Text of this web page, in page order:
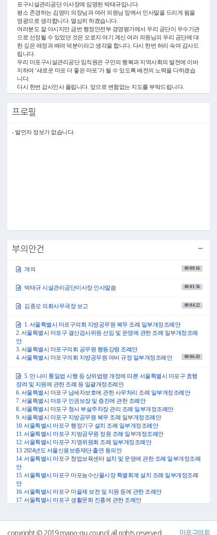
포구시설관리공단 이사장에 임명된 박태규입니다.
평소 존경하는 김영미 의장님과 여러 의원님 앞에서 인사말을 드리게 됨을
영광으로 생각합니다. 열심히 하겠습니다.
여러분도 잘 아시지만 금번 행정안전부 경영평가에서 우리 공단이 우수기관
으로 선정될 수 있었던 것은 오로지 여기 계신 여러 의원님의 우리 공단에 대
한 깊은 애정과 배려 덕분이라고 생각을 합니다. 다시 한번 허리 숙여 감사드
립니다.
우리 마포구시설관리공단 임직원은 구민의 행복과 지역사회의 발전에 이바
지하여 ‘새로운 마포 더 좋은 마포’가 될 수 있도록 배전의 노력을 다하겠습
니다.
다시 한번 감사인사 올립니다. 앞으로 변함없는 지도를 부탁드립니다.
감사합니다.
안건 심의 전에 우선 청가 신청에 대한 추인 절차를 진행하고자 합니다.
는 청가는 본회의에서 의결하여야 하는데, 권인순 의원께서 부상으로 인한
11월 28일부터 12월 6일까지의 청가서를 본회의 휴회 중에 제출함에 따라 청
시설 관리 사무의 민간위탁 동의안 철회 요청이 있었고, 2023년 11월 28일 복
2023년 11월 29일 의회운영위원장으로부터 서울특별시 마포구의회 지방공
무원 복무 조례 일부개정조례안 등 2건이 원안 가결되었다는 보고가 있어 본
이 위원회 제안 안건으로 채택되었다는 보고가 있어 본회의에 부의하였습니
2023년 12월 8일 행정건설위원장으로부터 ‘만 나이 통일법’ 시행 등 상위법
개정조례안」 등 23건이 원안 가결되었고, 서울특별시 마포구 인권보장 및
증진에 관한 조례안이 수정 가결되었다는 보고가 있어 본회의에 부의하였습
같은 날, 복지도시위원장으로부터 서울특별시 마포구 가족돌봄청년 지원 조
례안 등 23건이 원안 가결 및 원안 채택되었다는 보고가 있어 본회의에 부의
하였고, 서울특별시 마포구 노인복지증진에 관한 조례 일부개정조례안 등 2
건이 수정 가결되었다는 보고가 있어 본회의에 부의하였으며, 서울특별시
마포구 장학재단 설립 및 운영 지원에 관한 조례 일부개정조례안은 제2차 복
마지막으로 2023년 12월 20일 예산결산특별위원장으로부터 2024년도 서울
특별시 마포구 예산안과 2024년도 서울특별시 마포구 기금운용계획안을 심
사한 결과 수정 가결되었다는 보고가 있어 본회의에 부의하였습니다.
자세한 내용은 전자회의자료를 참고하여 주시기 바랍니다.
이상으로 보고를 마치겠습니다.
감사합니다.
●의장 김영미 의회사무국장 수고하셨습니다.
1. 서울특별시 마포구의회 지방공무원 복무 조례 일부개정조례안
2. 서울특별시 마포구 결산검사위원 선임 및 운영에 관한 조례 일부개정조례
안
3. 서울특별시 마포구의회 공무원 행동강령 조례안
4. 서울특별시 마포구의회 지방공무원 여비 조례 일부개정조례안
○의장 김영미 의사일정 제1항부터 제4항까지 의회운영위원회에서 심의한
안건 4건을 일괄 상정합니다.
이상 네 안건에 대한 심사보고는 전자회의자료를 참고해 주시기 바랍니다.
그러면 의사일정 제1항 서울특별시 마포구의회 지방공무원 복무 조례 일부
프로필
- 발언자 정보가 없습니다.
부의안건
개의 00:00:16
박태규 시설관리공단이사장 인사말씀 00:01:36
김종오 의회사무국장 보고 00:04:22
1. 서울특별시 마포구의회 지방공무원 복무 조례 일부개정조례안
2. 서울특별시 마포구 결산검사위원 선임 및 운영에 관한 조례 일부개정조례
안
3. 서울특별시 마포구의회 공무원 행동강령 조례안
4. 서울특별시 마포구의회 지방공무원 여비 규정 일부개정조례안
00:06:43
5. 만 나이 통일법 시행 등 상위법령 개정에 따른 서울특별시 마포구 효행
장려 및 지원에 관한 조례 등 일괄개정조례안
6. 서울특별시 마포구 납세자보호에 관한 사무처리 조례 일부개정조례안
7. 서울특별시 마포구 인권보장 및 증진에 관한 조례안
8. 서울특별시 마포구 청사 부설주차장 관리 조례 일부개정조례안
9. 서울특별시 마포구 지방공무원 복무 조례 일부개정조례안
10. 서울특별시 마포구 행정기구 설치 조례 일부개정조례안
11. 서울특별시 마포구 지방공무원 정원 조례 일부개정조례안
12. 서울특별시 마포구 지명위원회 조례 일부개정조례안
13. 2024년도 서울신용보증재단 출연 동의안
14. 서울특별시 마포구 창업보육센터 설치 및 운영에 관한 조례 일부개정조례
안
15. 서울특별시 마포구 마포농수산물시장 특별회계 설치 조례 일부개정조례
안
16. 서울특별시 마포구 마을제 보전 및 지원 등에 관한 조례안
17. 서울특별시 마포구 생활문화 진흥에 관한 조례안
21. 2024년도 구유재산관리계획안
마포구의회
copyright © 2019 mapo-gu council all rights reserved